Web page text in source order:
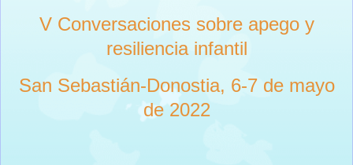
V Conversaciones sobre apego y
resiliencia infantil
San Sebastián-Donostia, 6-7 de mayo
de 2022